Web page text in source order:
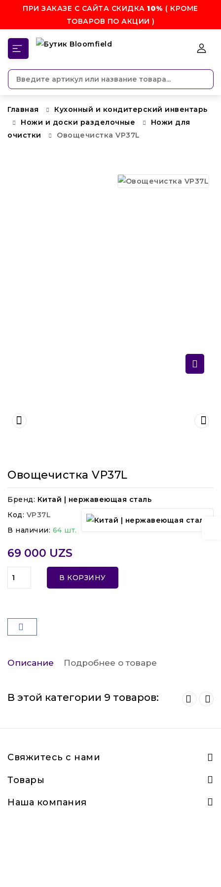
ПРИ ЗАКАЗЕ С САЙТА СКИДКА10% ( КРОМЕ
ТОВАРОВ ПО АКЦИИ )
Главная
Кухонный и кондитерский инвентарь
Ножи и доски разделочные
Ножи для
очистки
Овощечистка VP37L
Овощечистка VP37L
Бренд: Китай | нержавеющая сталь
Код: VP37L
В наличии: 64 шт.
69 000 UZS
В КОРЗИНУ
Описание Подробнее о товаре
В этой категории 9 товаров:
Свяжитесь с нами
Товары
Наша компания